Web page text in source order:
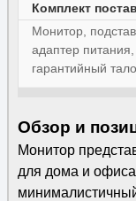
Комплект
Монитор,
адаптер питания,
гарантийный
Обзор и
Монитор
для дома и